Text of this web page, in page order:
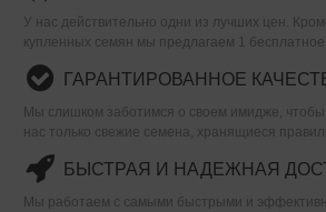
У нас действительно одни из лучших цен.
купленных семян мы предлагаем 1
ГАРАНТИРОВАННОЕ
Мы слишком заботимся о своем имидже, чтобы
нас только свежие семена, хранящиеся
БЫСТРАЯ И НАДЕЖНАЯ
Мы работаем с самыми быстрыми и